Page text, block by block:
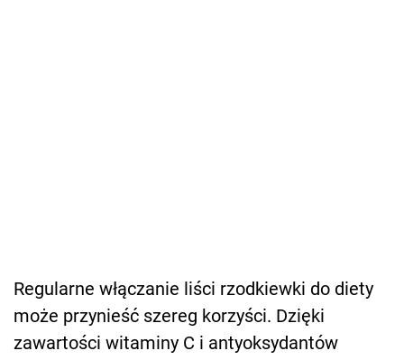
Regularne włączanie liści rzodkiewki do diety
może przynieść szereg korzyści. Dzięki
zawartości witaminy C i antyoksydantów